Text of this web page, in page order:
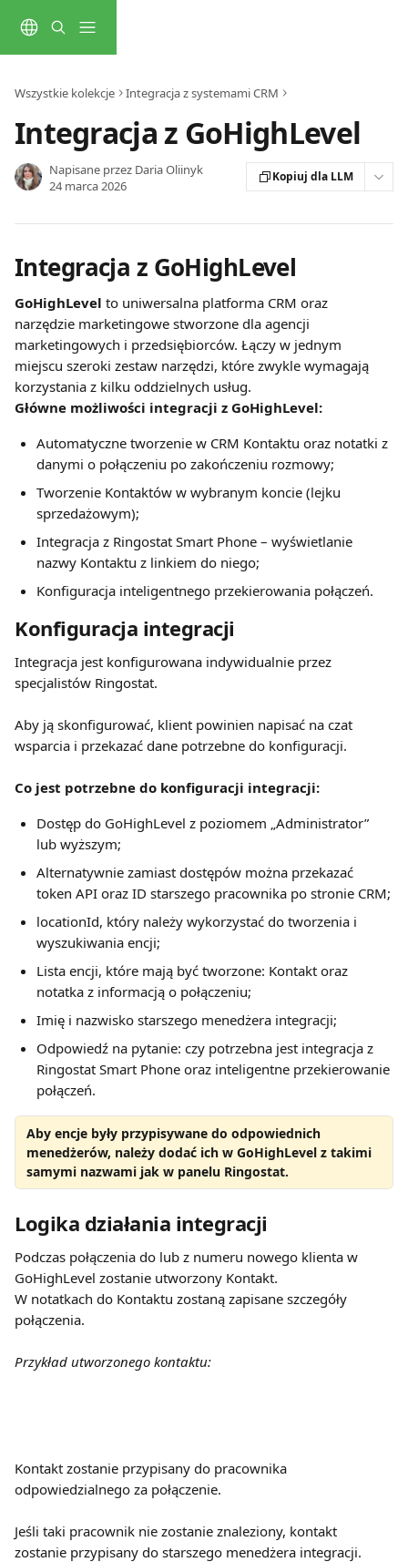
Wszystkie kolekcje Integracja z systemami CRM
Integracja z GoHighLevel
Napisane przez Daria Oliinyk
24 marca 2026
Kopiuj dla LLM
Integracja z GoHighLevel
GoHighLevel to uniwersalna platforma CRM oraz
narzędzie marketingowe stworzone dla agencji
marketingowych i przedsiębiorców. Łączy w jednym
miejscu szeroki zestaw narzędzi, które zwykle wymagają
korzystania z kilku oddzielnych usług.
Główne możliwości integracji z GoHighLevel:
Automatyczne tworzenie w CRM Kontaktu oraz notatki z
danymi o połączeniu po zakończeniu rozmowy;
Tworzenie Kontaktów w wybranym koncie (lejku
sprzedażowym);
Integracja z Ringostat Smart Phone – wyświetlanie
nazwy Kontaktu z linkiem do niego;
Konfiguracja inteligentnego przekierowania połączeń.
Konfiguracja integracji
Integracja jest konfigurowana indywidualnie przez
specjalistów Ringostat.
Aby ją skonfigurować, klient powinien napisać na czat
wsparcia i przekazać dane potrzebne do konfiguracji.
Co jest potrzebne do konfiguracji integracji:
Dostęp do GoHighLevel z poziomem „Administrator”
lub wyższym;
Alternatywnie zamiast dostępów można przekazać
token API oraz ID starszego pracownika po stronie CRM;
locationId, który należy wykorzystać do tworzenia i
wyszukiwania encji;
Lista encji, które mają być tworzone: Kontakt oraz
notatka z informacją o połączeniu;
Imię i nazwisko starszego menedżera integracji;
Odpowiedź na pytanie: czy potrzebna jest integracja z
Ringostat Smart Phone oraz inteligentne przekierowanie
połączeń.
Aby encje były przypisywane do odpowiednich
menedżerów, należy dodać ich w GoHighLevel z takimi
samymi nazwami jak w panelu Ringostat.
Logika działania integracji
Podczas połączenia do lub z numeru nowego klienta w
GoHighLevel zostanie utworzony Kontakt.
W notatkach do Kontaktu zostaną zapisane szczegóły
połączenia.
Przykład utworzonego kontaktu:
Kontakt zostanie przypisany do pracownika
odpowiedzialnego za połączenie.
Jeśli taki pracownik nie zostanie znaleziony, kontakt
zostanie przypisany do starszego menedżera integracji.